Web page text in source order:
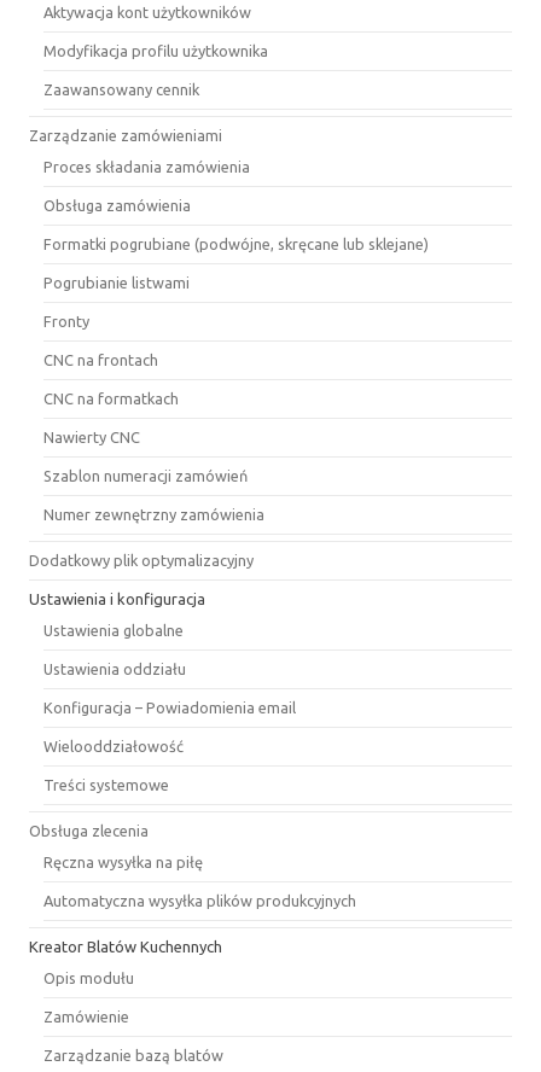
Aktywacja kont użytkowników
Modyfikacja profilu użytkownika
Zaawansowany cennik
Zarządzanie zamówieniami
Proces składania zamówienia
Obsługa zamówienia
Formatki pogrubiane (podwójne, skręcane lub sklejane)
Pogrubianie listwami
Fronty
CNC na frontach
CNC na formatkach
Nawierty CNC
Szablon numeracji zamówień
Numer zewnętrzny zamówienia
Dodatkowy plik optymalizacyjny
Ustawienia i konfiguracja
Ustawienia globalne
Ustawienia oddziału
Konfiguracja – Powiadomienia email
Wielooddziałowość
Treści systemowe
Obsługa zlecenia
Ręczna wysyłka na piłę
Automatyczna wysyłka plików produkcyjnych
Kreator Blatów Kuchennych
Opis modułu
Zamówienie
Zarządzanie bazą blatów